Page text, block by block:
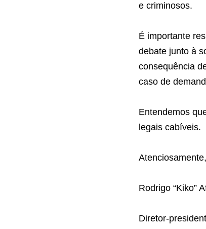
fintechs e
coibir
criminosos.
É
atores
processo
amplo